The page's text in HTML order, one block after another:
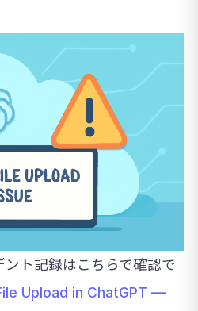
ト記録はこちらで確認で
Upload in ChatGPT —